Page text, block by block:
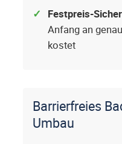
Festpreis-
Anfang an
kostet
Barrierfreies
Umbau